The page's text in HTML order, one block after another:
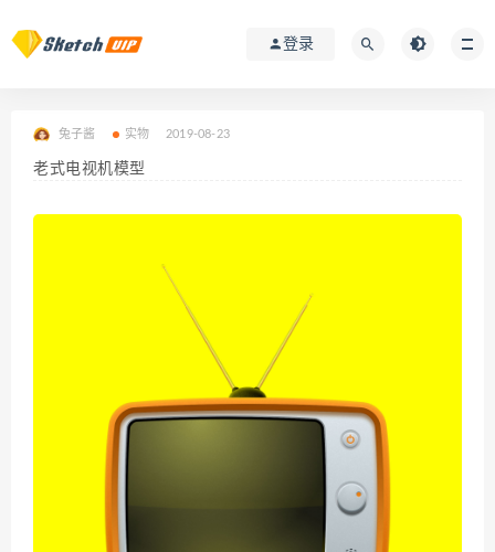
登录
兔子酱 实物 2019-08-23
老式电视机模型